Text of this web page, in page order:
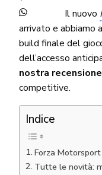
Il nuovo
arrivato e abbiamo
build finale del
dell’accesso
nostra recensione
competitive.
Indice
Forza
Tutte le novità: